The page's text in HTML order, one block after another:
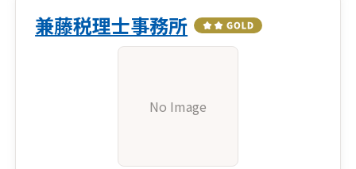
兼藤税理士事務所
No Image